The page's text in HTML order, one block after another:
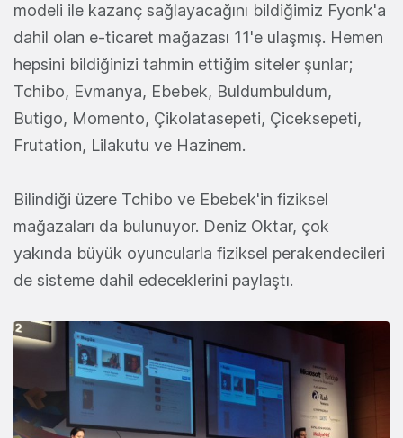
modeli ile kazanç sağlayacağını bildiğimiz Fyonk'a
dahil olan e-ticaret mağazası 11'e ulaşmış. Hemen
hepsini bildiğinizi tahmin ettiğim siteler şunlar;
Tchibo, Evmanya, Ebebek, Buldumbuldum,
Butigo, Momento, Çikolatasepeti, Çiceksepeti,
Frutation, Lilakutu ve Hazinem.
Bilindiği üzere Tchibo ve Ebebek'in fiziksel
mağazaları da bulunuyor. Deniz Oktar, çok
yakında büyük oyuncularla fiziksel perakendecileri
de sisteme dahil edeceklerini paylaştı.